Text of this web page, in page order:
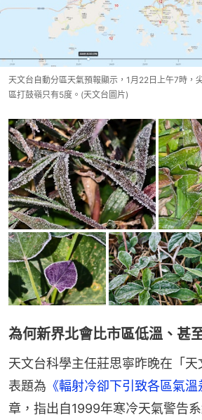
天文台自動分區天氣預報顯示，1月22日上午7時，
區打鼓嶺只有5度。(天文台圖片)
為何新界北會比市區低溫、甚
天文台科學主任莊思寧昨晚在「
表題為 《輻射冷卻下引致各區氣溫
章，指出自1999年寒冷天氣警告